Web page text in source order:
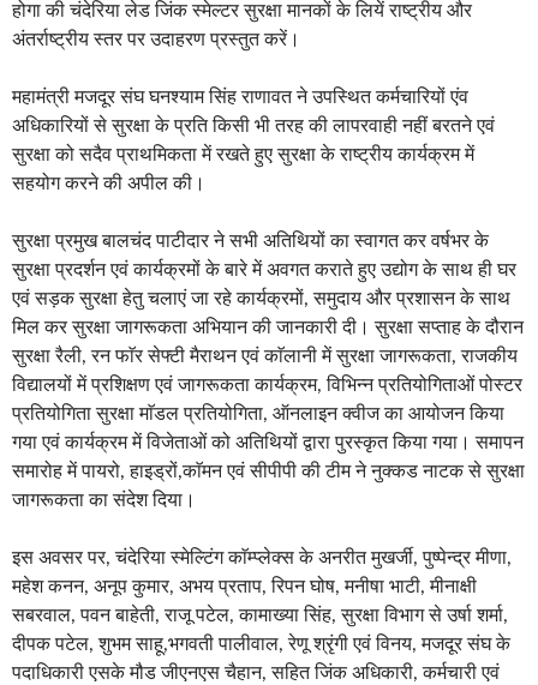
होगा की चंदेरिया लेड जिंक स्मेल्टर सुरक्षा मानकों के लियें राष्ट्रीय और
अंतर्राष्ट्रीय स्तर पर उदाहरण प्रस्तुत करें।
महामंत्री मजदूर संघ घनश्याम सिंह राणावत ने उपस्थित कर्मचारियों एंव
अधिकारियों से सुरक्षा के प्रति किसी भी तरह की लापरवाही नहीं बरतने एवं
सुरक्षा को सदैव प्राथमिकता में रखते हुए सुरक्षा के राष्ट्रीय कार्यक्रम में
सहयोग करने की अपील की।
सुरक्षा प्रमुख बालचंद पाटीदार ने सभी अतिथियों का स्वागत कर वर्षभर के
सुरक्षा प्रदर्शन एवं कार्यक्रमों के बारे में अवगत कराते हुए उद्योग के साथ ही घर
एवं सड़क सुरक्षा हेतु चलाएं जा रहे कार्यक्रमों, समुदाय और प्रशासन के साथ
मिल कर सुरक्षा जागरूकता अभियान की जानकारी दी। सुरक्षा सप्ताह के दौरान
सुरक्षा रैली, रन फाॅर सेफ्टी मैराथन एवं काॅलानी में सुरक्षा जागरूकता, राजकीय
विद्यालयों में प्रशिक्षण एवं जागरूकता कार्यक्रम, विभिन्न प्रतियोगिताओं पोस्टर
प्रतियोगिता सुरक्षा माॅडल प्रतियोगिता, ऑनलाइन क्वीज का आयोजन किया
गया एवं कार्यक्रम में विजेताओं को अतिथियों द्वारा पुरस्कृत किया गया। समापन
समारोह में पायरो, हाइड्रों,काॅमन एवं सीपीपी की टीम ने नुक्कड नाटक से सुरक्षा
जागरूकता का संदेश दिया।
इस अवसर पर, चंदेरिया स्मेल्टिंग काॅम्प्लेक्स के अनरीत मुखर्जी, पुष्पेन्द्र मीणा,
महेश कनन, अनूप कुमार, अभय प्रताप, रिपन घोष, मनीषा भाटी, मीनाक्षी
सबरवाल, पवन बाहेती, राजू पटेल, कामाख्या सिंह, सुरक्षा विभाग से उर्षा शर्मा,
दीपक पटेल, शुभम साहू,भगवती पालीवाल, रेणू श्रृंगी एवं विनय, मजदूर संघ के
पदाधिकारी एसके मौड जीएनएस चैहान, सहित जिंक अधिकारी, कर्मचारी एवं